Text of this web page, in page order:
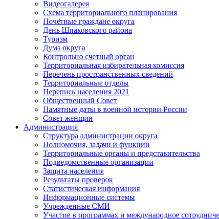
Видеогалерея
Схема территориального планирования
Почётные граждане округа
День Шпаковского района
Туризм
Дума округа
Контрольно счетный орган
Территориальная избирательная комиссия
Перечень пространственных сведений
Территориальные отделы
Перепись населения 2021
Общественный Совет
Памятные даты в военной истории России
Совет женщин
Администрация
Структура администрации округа
Полномочия, задачи и функции
Территориальные органы и представительства
Подведомственные организации
Защита населения
Результаты проверок
Статистическая информация
Информационные системы
Учрежденные СМИ
Участие в программах и международное